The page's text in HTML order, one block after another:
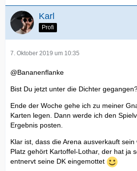
Karl
Profi
7. Oktober 2019 um 10:35
@Bananenflanke
Bist Du jetzt unter die Dichter
Ende der Woche gehe ich zu meiner
Karten legen. Dann werde ich den
Ergebnis posten.
Klar ist, dass die Arena ausverkauft
Platz gehört Kartoffel-Lothar, der hat ja
entnervt seine DK eingemottet